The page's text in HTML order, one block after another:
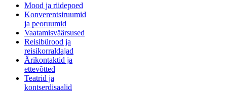
Mood ja riidepoed
Konverentsiruumid
ja peoruumid
Vaatamisväärsused
Reisibürood ja
reisikorraldajad
Ärikontaktid ja
ettevõtted
Teatrid ja
kontserdisaalid